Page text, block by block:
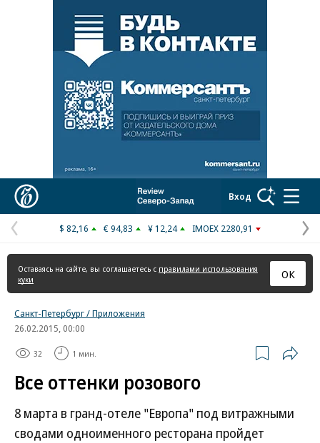
Реклама в «Ъ» www.kommersant.ru/ad
Вход
Предыдущая
страница
$ 82,16 € 94,83 ¥ 12,24 IMOEX 2280,91
Оставаясь на сайте, вы соглашаетесь с правилами использования
куки
ОК
Санкт-Петербург / Приложения
26.02.2015, 00:00
32 1 мин.
Все оттенки розового
8 марта в гранд-отеле "Европа" под витражными
сводами одноименного ресторана пройдет